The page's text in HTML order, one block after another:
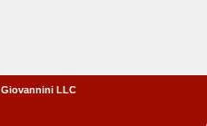
Giovannini LLC